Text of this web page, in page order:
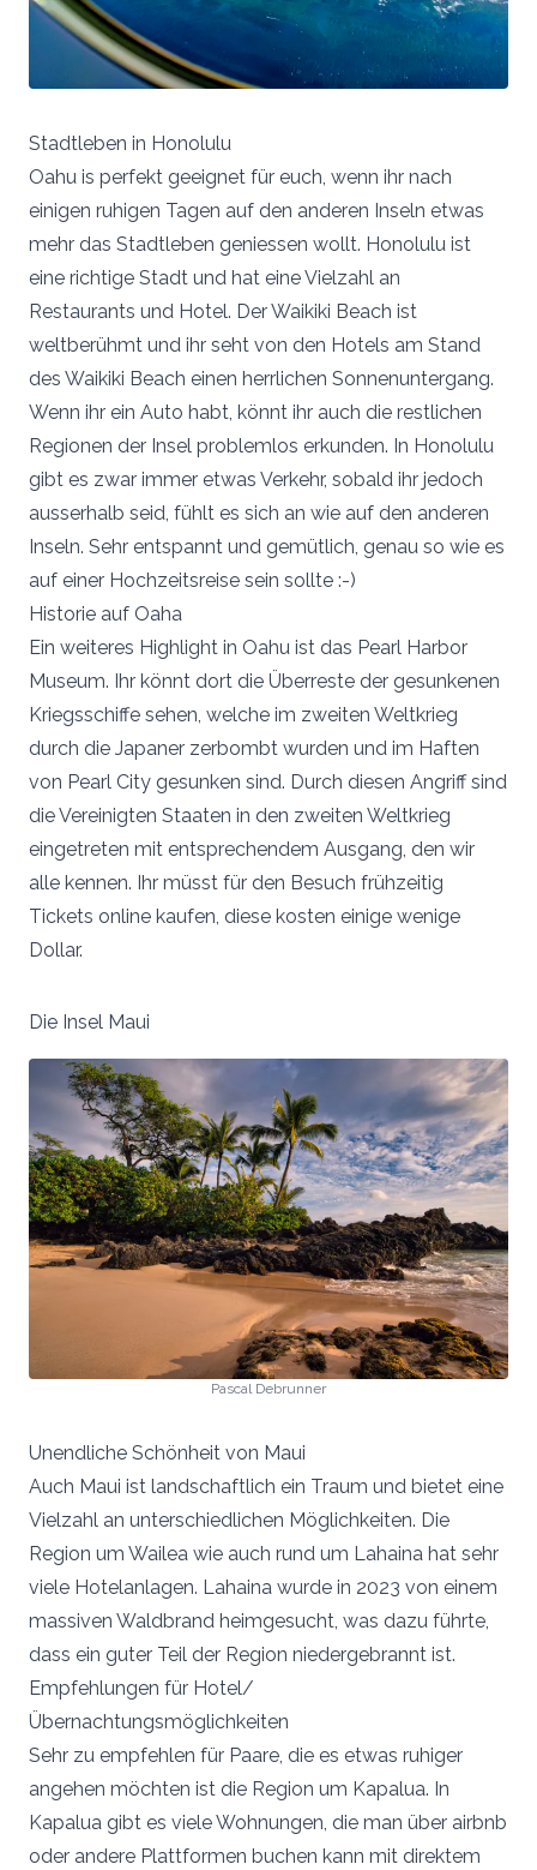
Stadtleben in Honolulu
Oahu is perfekt geeignet für euch, wenn ihr nach
einigen ruhigen Tagen auf den anderen Inseln etwas
mehr das Stadtleben geniessen wollt. Honolulu ist
eine richtige Stadt und hat eine Vielzahl an
Restaurants und Hotel. Der Waikiki Beach ist
weltberühmt und ihr seht von den Hotels am Stand
des Waikiki Beach einen herrlichen Sonnenuntergang.
Wenn ihr ein Auto habt, könnt ihr auch die restlichen
Regionen der Insel problemlos erkunden. In Honolulu
gibt es zwar immer etwas Verkehr, sobald ihr jedoch
ausserhalb seid, fühlt es sich an wie auf den anderen
Inseln. Sehr entspannt und gemütlich, genau so wie es
auf einer Hochzeitsreise sein sollte :-)
Historie auf Oaha
Ein weiteres Highlight in Oahu ist das Pearl Harbor
Museum. Ihr könnt dort die Überreste der gesunkenen
Kriegsschiffe sehen, welche im zweiten Weltkrieg
durch die Japaner zerbombt wurden und im Haften
von Pearl City gesunken sind. Durch diesen Angriff sind
die Vereinigten Staaten in den zweiten Weltkrieg
eingetreten mit entsprechendem Ausgang, den wir
alle kennen. Ihr müsst für den Besuch frühzeitig
Tickets online kaufen, diese kosten einige wenige
Dollar.
Die Insel Maui
Pascal Debrunner
Unendliche Schönheit von Maui
Auch Maui ist landschaftlich ein Traum und bietet eine
Vielzahl an unterschiedlichen Möglichkeiten. Die
Region um Wailea wie auch rund um Lahaina hat sehr
viele Hotelanlagen. Lahaina wurde in 2023 von einem
massiven Waldbrand heimgesucht, was dazu führte,
dass ein guter Teil der Region niedergebrannt ist.
Empfehlungen für Hotel/
Übernachtungsmöglichkeiten
Sehr zu empfehlen für Paare, die es etwas ruhiger
angehen möchten ist die Region um Kapalua. In
Kapalua gibt es viele Wohnungen, die man über airbnb
oder andere Plattformen buchen kann mit direktem